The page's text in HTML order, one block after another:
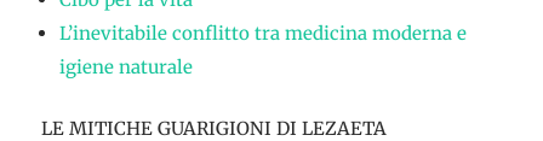
L’inevitabile conflitto tra medicina moderna e
igiene naturale
LE MITICHE GUARIGIONI DI LEZAETA